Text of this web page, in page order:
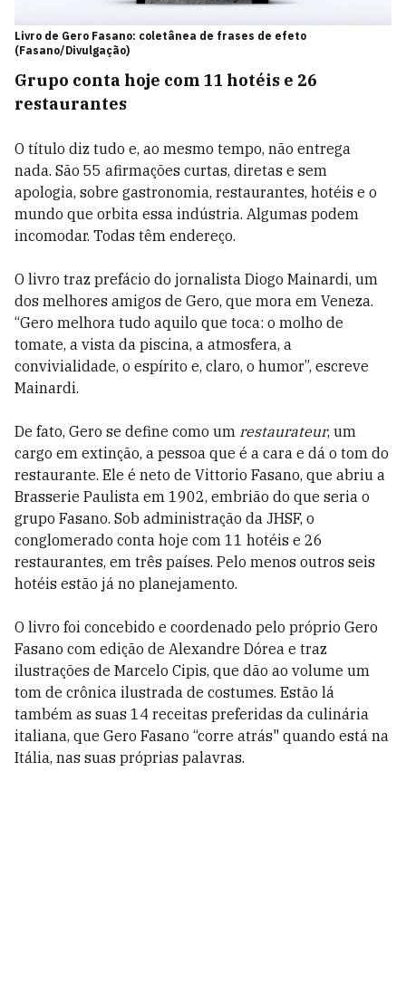
Livro de Gero Fasano: coletânea de frases de efeto
(Fasano/Divulgação)
Grupo conta hoje com 11 hotéis e 26
restaurantes
O título diz tudo e, ao mesmo tempo, não entrega
nada. São 55 afirmações curtas, diretas e sem
apologia, sobre gastronomia, restaurantes, hotéis e o
mundo que orbita essa indústria. Algumas podem
incomodar. Todas têm endereço.
O livro traz prefácio do jornalista Diogo Mainardi, um
dos melhores amigos de Gero, que mora em Veneza.
“Gero melhora tudo aquilo que toca: o molho de
tomate, a vista da piscina, a atmosfera, a
convivialidade, o espírito e, claro, o humor”, escreve
Mainardi.
De fato, Gero se define como um restaurateur, um
cargo em extinção, a pessoa que é a cara e dá o tom do
restaurante. Ele é neto de Vittorio Fasano, que abriu a
Brasserie Paulista em 1902, embrião do que seria o
grupo Fasano. Sob administração da JHSF, o
conglomerado conta hoje com 11 hotéis e 26
restaurantes, em três países. Pelo menos outros seis
hotéis estão já no planejamento.
O livro foi concebido e coordenado pelo próprio Gero
Fasano com edição de Alexandre Dórea e traz
ilustrações de Marcelo Cipis, que dão ao volume um
tom de crônica ilustrada de costumes. Estão lá
também as suas 14 receitas preferidas da culinária
italiana, que Gero Fasano “corre atrás" quando está na
Itália, nas suas próprias palavras.